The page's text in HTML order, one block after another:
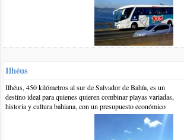
Hola buenas noches. Les comento, mi pareja
a Rio de Janeiro una semana y otra semana a
Somos de Argentina, buenos
Estamos en la busca de hoteles, lugares para
Queremos saber el tema "economía" maso
por:
Hola Evelyn,
Ilhéus
Ilhéus, 450 kilómetros al sur de Salvador de Bahía, es un
destino ideal para quienes quieren combinar playas variadas,
historia y cultura bahiana, con un presupuesto económico